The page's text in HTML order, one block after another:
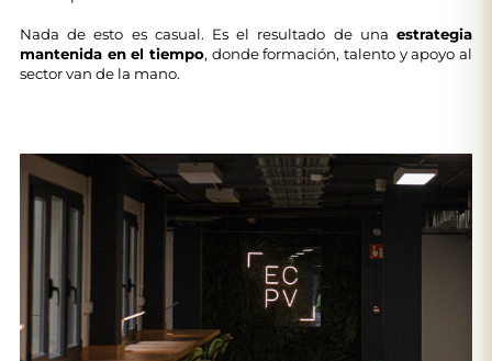
Nada de esto es casual. Es el resultado de una estrategia
mantenida en el tiempo, donde formación, talento y apoyo al
sector van de la mano.